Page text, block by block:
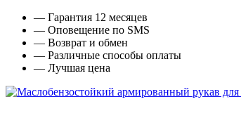
— Гарантия 12 месяцев
— Оповещение по SMS
— Возврат и обмен
— Различные способы оплаты
— Лучшая цена